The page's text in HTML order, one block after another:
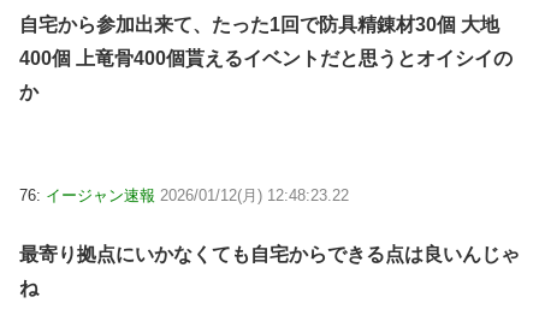
自宅から参加出来て、たった1回で防具精錬材30個 大地
400個 上竜骨400個貰えるイベントだと思うとオイシイの
か
76: イージャン速報 2026/01/12(月) 12:48:23.22
最寄り拠点にいかなくても自宅からできる点は良いんじゃ
ね